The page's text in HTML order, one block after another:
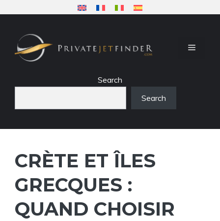
contenu
MENU
Search
Search
CRÈTE ET ÎLES
GRECQUES :
QUAND CHOISIR